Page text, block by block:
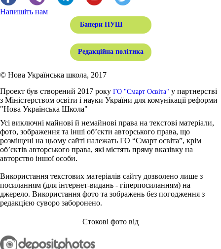
Напишіть нам
Банери НУШ
Редакційна політика
© Нова Українська школа, 2017
Проект був створений 2017 року ГО "Смарт Освіта" у партнерстві
з Міністерством освіти і науки України для комунікації реформи
"Нова Українська Школа"
Усі виключні майнові й немайнові права на текстові матеріали,
фото, зображення та інші об’єкти авторського права, що
розміщені на цьому сайті належать ГО “Смарт освіта”, крім
об’єктів авторського права, які містять пряму вказівку на
авторство іншої особи.
Використання текстових матеріалів сайту дозволено лише з
посиланням (для інтернет-видань - гіперпосиланням) на
джерело. Використання фото та зображень без погодження з
редакцією суворо заборонено.
Стокові фото від